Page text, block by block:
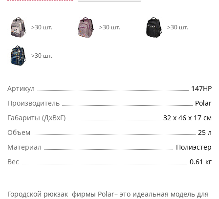
>30 шт. >30 шт. >30 шт.
>30 шт.
Артикул
147НР
Производитель
Polar
Габариты (ДхВхГ)
32 х 46 х 17 см
Объем
25 л
Материал
Полиэстер
Вес
0.61 кг
Городской рюкзак фирмы Polar– это идеальная модель для